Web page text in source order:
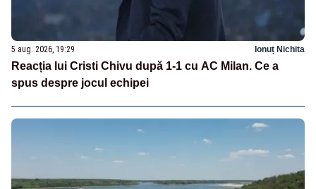
5 aug. 2026, 19:29 Ionuț Nichita
Reacția lui Cristi Chivu după 1-1 cu AC Milan. Ce a
spus despre jocul echipei